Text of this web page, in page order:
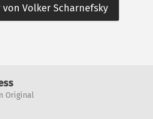
von Volker Scharnefsky
Original